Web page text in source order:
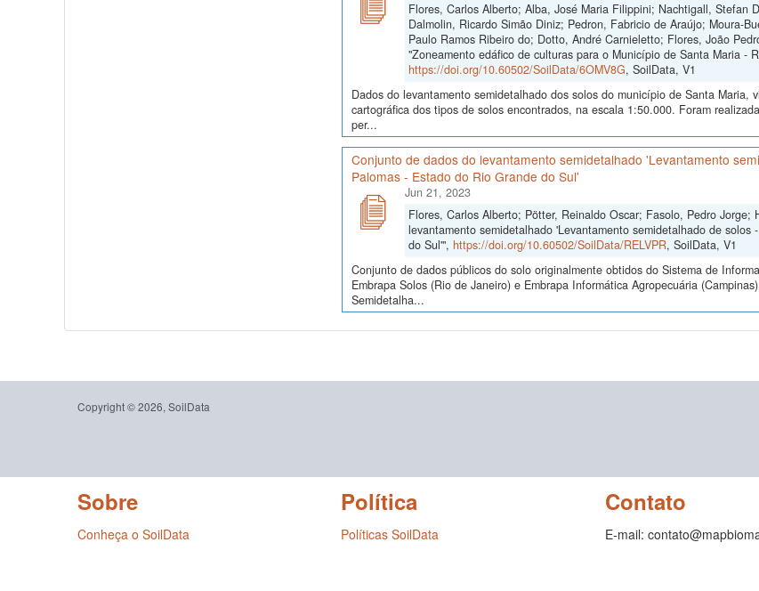
Flores, Carlos Alberto; Alba, José Maria Filippini; Nachtigall, Stefan
Dalmolin, Ricardo Simão Diniz; Pedron, Fabricio de Araújo; Moura-
Paulo Ramos Ribeiro do; Dotto, André Carnieletto; Flores, João
"Zoneamento edáfico de culturas para o Município de Santa Maria -
https://doi.org/10.60502/SoilData/6OMV8G, SoilData, V1
Dados do levantamento semidetalhado dos solos do município de Santa
cartográfica dos tipos de solos encontrados, na escala 1:50.000. Foram
per...
Conjunto de dados do levantamento semidetalhado 'Levantamento
Palomas - Estado do Rio Grande do Sul'
Jun 21, 2023
Flores, Carlos Alberto; Pötter, Reinaldo Oscar; Fasolo, Pedro
levantamento semidetalhado 'Levantamento semidetalhado de
do Sul'", https://doi.org/10.60502/SoilData/RELVPR, SoilData, V1
Conjunto de dados públicos do solo originalmente obtidos do Sistema de
Embrapa Solos (Rio de Janeiro) e Embrapa Informática Agropecuária
Semidetalha...
Copyright © 2026, SoilData
Sobre
Conheça o SoilData
Política
Políticas SoilData
Contato
E-mail: